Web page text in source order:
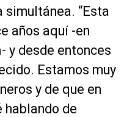
simultánea. “Esta
años aquí -en
y desde entonces
Estamos muy
y de que en
de